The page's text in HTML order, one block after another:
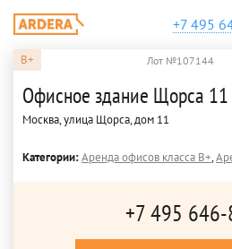
+7 495
B+ Лот №107144
Офисное здание Щорса 11
Москва, улица Щорса, дом 11
Категории:Аренда офисов класса B+,
+7 495